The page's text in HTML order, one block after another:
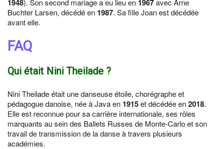
1948). Son second mariage a eu lieu en 1967avec Arne
Buchter Larsen, décédé en 1987. Sa fille Joan est décédée
avant elle.
FAQ
Qui était Nini Theilade ?
Nini Theilade était une danseuse étoile, chorégraphe et
pédagogue danoise, née à Java en 1915et décédée en2018.
Elle est reconnue pour sa carrière internationale, ses rôles
marquants au sein des Ballets Russes de Monte-Carlo et son
travail de transmission de la danse à travers plusieurs
académies.